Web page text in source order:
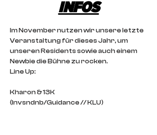
INFOS
Im November nutzen wir unsere letzte
Veranstaltung für dieses Jahr, um
unseren Residents sowie auch einem
Newbie die Bühne zu rocken.
Line Up:
Kharon & 13K
(Invsndnb/Guidance // KLU)